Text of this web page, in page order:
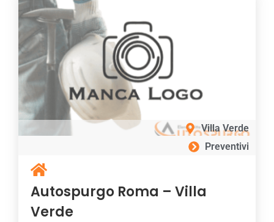
Villa Verde
Preventivi
Autospurgo Roma – Villa
Verde